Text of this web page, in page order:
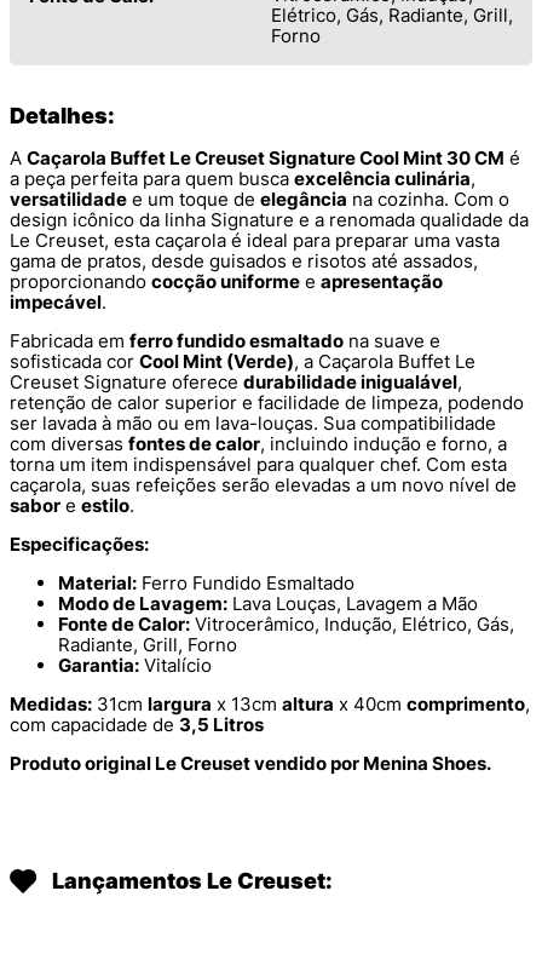
Elétrico, Gás, Radiante, Grill,
Forno
Detalhes:
A Caçarola Buffet Le Creuset Signature Cool Mint 30 CM é
a peça perfeita para quem busca excelência culinária,
versatilidade e um toque de elegância na cozinha. Com o
design icônico da linha Signature e a renomada qualidade da
Le Creuset, esta caçarola é ideal para preparar uma vasta
gama de pratos, desde guisados e risotos até assados,
proporcionando cocção uniforme e apresentação
impecável.
Fabricada em ferro fundido esmaltado na suave e
sofisticada cor Cool Mint (Verde), a Caçarola Buffet Le
Creuset Signature oferece durabilidade inigualável,
retenção de calor superior e facilidade de limpeza, podendo
ser lavada à mão ou em lava-louças. Sua compatibilidade
com diversas fontes de calor, incluindo indução e forno, a
torna um item indispensável para qualquer chef. Com esta
caçarola, suas refeições serão elevadas a um novo nível de
sabor e estilo.
Especificações:
Material: Ferro Fundido Esmaltado
Modo de Lavagem: Lava Louças, Lavagem a Mão
Fonte de Calor: Vitrocerâmico, Indução, Elétrico, Gás,
Radiante, Grill, Forno
Garantia: Vitalício
Medidas: 31cm largura x 13cm altura x 40cm comprimento,
com capacidade de 3,5 Litros
Produto original Le Creuset vendido por Menina Shoes.
Lançamentos Le Creuset: